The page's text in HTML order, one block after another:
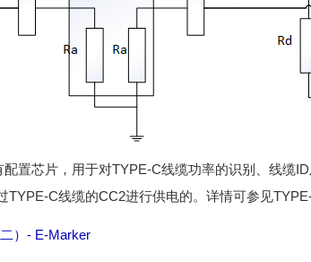
置芯片，用于对TYPE-C线缆功率的识别、线缆
TYPE-C线缆的CC2进行供电的。详情可参见
）- E-Marker